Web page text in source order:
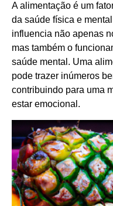
A alimentação é um
da saúde física e
influencia não apenas
mas também o
saúde mental. Uma
pode trazer inúmeros
contribuindo para uma
estar emocional.